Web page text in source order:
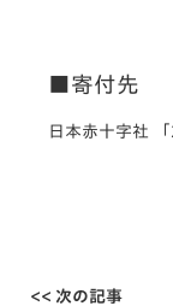
■寄付先
日本赤十字社
<< 次の記事